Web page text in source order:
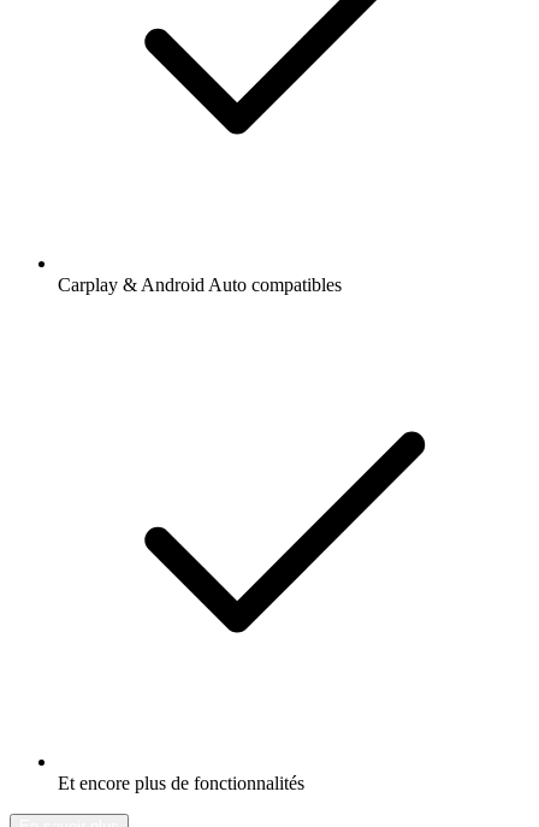
Carplay & Android Auto compatibles
Et encore plus de fonctionnalités